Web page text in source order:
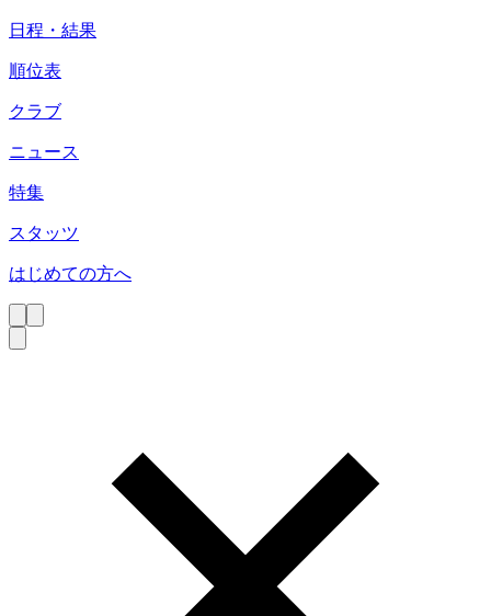
日程・結果
順位表
クラブ
ニュース
特集
スタッツ
はじめての方へ